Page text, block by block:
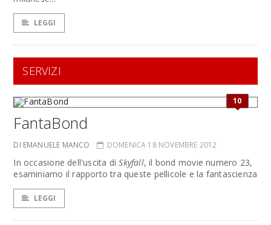
LEGGI
SERVIZI
10
FantaBond
DI EMANUELE MANCO DOMENICA 18 NOVEMBRE 2012
In occasione dell'uscita diSkyfall, il bond movie numero 23,
esaminiamo il rapporto tra queste pellicole e la fantascienza
LEGGI